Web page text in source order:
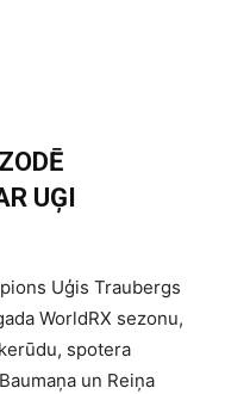
UĢI
Uģis Traubergs
WorldRX sezonu,
spotera
un Reiņa